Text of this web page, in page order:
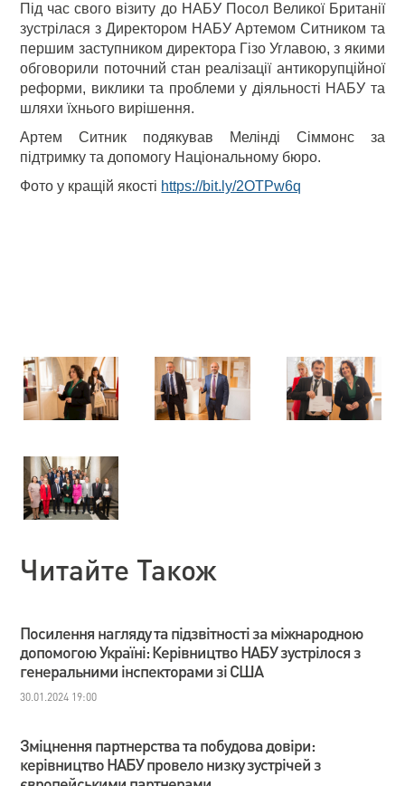
Під час свого візиту до НАБУ Посол Великої Британії
зустрілася з Директором НАБУ Артемом Ситником та
першим заступником директора Гізо Углавою, з якими
обговорили поточний стан реалізації антикорупційної
реформи, виклики та проблеми у діяльності НАБУ та
шляхи їхнього вирішення.
Артем Ситник подякував Мелінді Сіммонс за
підтримку та допомогу Національному бюро.
Фото у кращій якості https://bit.ly/2OTPw6q
Читайте Також
Посилення нагляду та підзвітності за міжнародною
допомогою Україні: Керівництво НАБУ зустрілося з
генеральними інспекторами зі США
30.01.2024 19:00
Зміцнення партнерства та побудова довіри:
керівництво НАБУ провело низку зустрічей з